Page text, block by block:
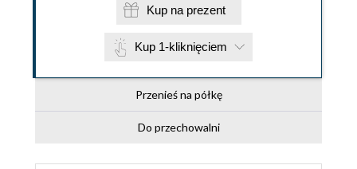
Kup na prezent
Kup 1-kliknięciem
Przenieś na półkę
Do przechowalni